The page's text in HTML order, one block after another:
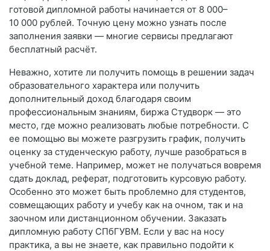
готовой дипломной работы начинается от 8 000–
10 000 рублей. Точную цену можно узнать после
заполнения заявки — многие сервисы предлагают
бесплатный расчёт.
Неважно, хотите ли получить помощь в решении задач
образовательного характера или получить
дополнительный доход благодаря своим
профессиональным знаниям, биржа Студворк — это
место, где можно реализовать любые потребности. С
ее помощью вы можете разгрузить график, получить
оценку за студенческую работу, лучше разобраться в
учебной теме. Например, может не получаться вовремя
сдать доклад, реферат, подготовить курсовую работу.
Особенно это может быть проблемно для студентов,
совмещающих работу и учебу как на очном, так и на
заочном или дистанционном обучении. Заказать
дипломную работу СПбГУВМ. Если у вас на носу
практика, а вы не знаете, как правильно подойти к